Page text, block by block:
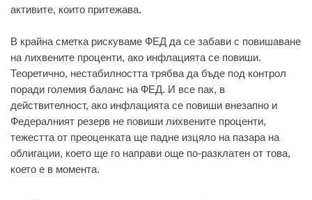
активите, които притежава.
В крайна сметка рискуваме ФЕД да се забави с повишаване
на лихвените проценти, ако инфлацията се повиши.
Теоретично, нестабилността трябва да бъде под контрол
поради големия баланс на ФЕД. И все пак, в
действителност, ако инфлацията се повиши внезапно и
Федералният резерв не повиши лихвените проценти,
тежестта от преоценката ще падне изцяло на пазара на
облигации, което ще го направи още по-разклатен от това,
което е в момента.